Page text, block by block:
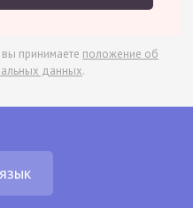
принимаете положение об
данных.